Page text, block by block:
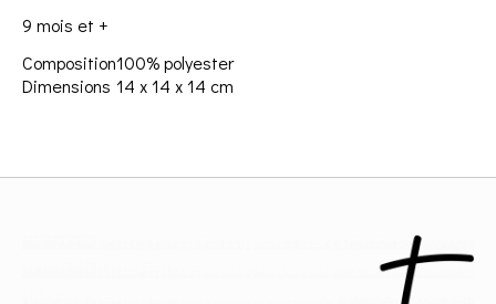
9 mois et +
Composition100% polyester
Dimensions 14 x 14 x 14 cm